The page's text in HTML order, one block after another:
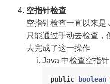
空指针检查
空指针检查一直以来是
只能通过手动去检查
去完成了这一操作
Java 中检查空指针
public boolean